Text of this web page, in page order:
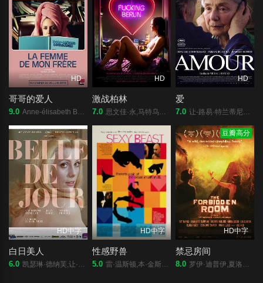
所以网络上的犯罪其实离我们每个人都很近。《陷阱》也是出于这
样的意图，希望告诉观众，其实每个人都可能会陷入这样的陷阱。
影片中赵汉善和金敏京饰演的“俊植”、“素妍”夫妇，为了找到网
上有着好口碑的餐厅而来到孤岛上，遇见了亲切地有些过分的餐厅
主人，之后却陷入了意想不到的陷阱中。该片导演权炯辰曾凭借
《为了霍格沃兹》获得第44届大钟奖新人导演奖，并提...
HD
哥哥的爱人
9.0 Anne-élisabeth Bossé,帕特里克·伊冯,伊夫林·布洛初,塞森·加布埃,米舍利娜·伯纳德,Mani Soleymanlou,玛加丽·列平·布隆多,尼尔斯·施内德,Noah Parker,Amélie Dallaire,玛丽·布拉萨德,Paul Savoie,Maurice de Kinder,金伯利·拉费里埃,迈伦娜·麦凯,Jo?lle Paré-Beaulieu,若瑟琳·祖科,C
HD
激战柏林
7.0 思文佳·永,马特乌什.道普莱亚斯基,克里斯托夫·列克托斯基,查丽·安·施米茨勒,尤金·鲍德尔,马丁·诺伊豪斯,鲁道夫·马丁,朱迪思·斯坦哈泽,贾尼娜·阿格奈什·施罗德,克里斯汀·尼科尔斯,维维恩·卡纳,科拉·海涅,迈克尔·肯德,瓦勒腊坎尼斯切斯席夫,桑德拉·玛丽亚·弗龙特雷,康斯坦丁·卢凯,保罗·布彻
HD
爱
7.0 让-路易·特兰蒂尼昂,埃玛妞·丽娃,伊莎贝尔·于佩尔,亚历山大·萨洛,威廉姆·西梅尔,拉蒙·阿吉尔,丽塔·布兰科,卡罗尔·法兰克,蒂娜拉·卓卡洛娃,洛朗特·卡普洛托,让-米歇尔·蒙洛克,苏赞妮·施密特,达米安·朱耶罗,沃尔里德·阿非基尔
HD中字
白日美人
6.0 凯瑟琳·德纳芙,让·索雷尔,米歇尔·皮科利,吉内瓦维·佩吉,皮埃尔·克里蒙地,弗兰西丝·法比安,玛莎·梅赫勒,穆尼,Maria,Latour,克洛德·塞瓦尔,米歇尔·查瑞尔,Iska,Khan,贝尔纳·米松,马塞尔·沙尔韦,弗朗索瓦·麦斯特,弗朗西斯科·拉瓦尔,乔治·马沙尔,弗朗西斯·布朗什
HD中字
性感野兽
5.0 雷·温斯顿,本·金斯利,伊恩·麦柯肖恩,阿曼达·雷德曼,詹姆斯·福克斯,Cavan,Kendall,Julianne,White,Álvaro,Monje,Robert,Atiko,Nieves,del,Amo,Oruet,Enrique,Alemán,Fabrega,杰拉尔·巴里,José,Maria,Cano,Ramos,Desirée,Erasmus,Santiago,Frias,Munoz
豆瓣高分
HD中字
禁忌房间
8.0 罗伊·迪普伊,夏洛特·兰普林,马修·阿马立克,阿蜜拉·卡萨,路易斯·涅,克拉拉·弗瑞,杰拉丁·卓别林,亚里安妮·拉贝德,乌多·基尔,格里戈里·格拉季,卡罗利娜·达韦纳,塞琳·邦尼,雅各·诺勒,卡琳·瓦纳斯,玛丽亚·德·梅黛洛,阿黛拉·哈内尔,安德烈·维尔姆斯,克里斯多夫·帕欧,达西·菲尔